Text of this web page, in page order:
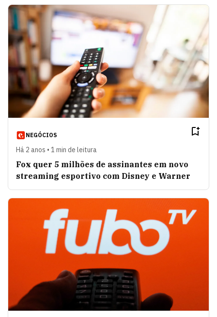
NEGÓCIOS
Há 2 anos • 1 min de leitura
Fox quer 5 milhões de assinantes em novo
streaming esportivo com Disney e Warner